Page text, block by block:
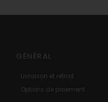
GÉNÉRAL
Livraison et retrait
Options de paiement